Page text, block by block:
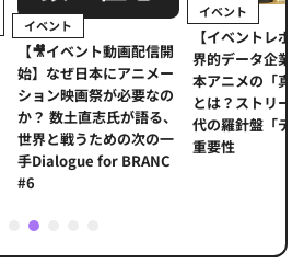
イベント
【🎥イベント動画配信開
始】なぜ日本にアニメー
ション映画祭が必要なの
か？ 数土直志氏が語る、
世界と戦うための次の一
手Dialogue for BRANC
#6
イベント
【イベントレポ
界的データ企業
本アニメの「真
とは？ストリー
代の羅針盤「デ
重要性
2